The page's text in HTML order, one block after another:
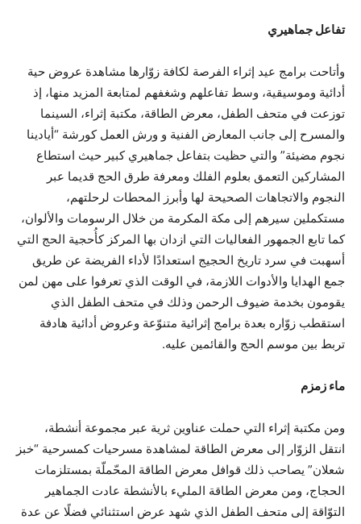
تفاعل جماهيري
وأتاحت برامج عيد إثراء الفرصة لكافة زوّارها مشاهدة عروض حية
أدائية وموسيقية، وسط تفاعلهم وشغفهم لمتابعة المزيد منها، إذ
توزعت في متحف الطفل، معرض الطاقة، مكتبة إثراء، السينما
والمسرح إلى جانب المعارض الفنية و ورش العمل كورشة “أيادينا
نجوم مضيئة” والتي حظيت بتفاعل جماهيري كبير حيث استطاع
المشاركين التعمق بعلوم الفلك ومعرفة طرق الحج قديما عبر
النجوم والاتجاهات الصحيحة لها وأبرز المحطات لرحلتهم،
مستكملين سيرهم إلى مكة المكرمة من خلال الرسومات والألوان،
كما تابع الجمهور الفعاليات التي ازدان بها المركز كأُحجية الحج التي
أسهبت في سرد تاريخ الحجيج استعدادًا لأداء الفريضة عن طريق
جمع الهدايا والأدوات اللازمة، في الوقت الذي تعرفوا على مهن لمن
يقومون بخدمة ضيوف الرحمن وذلك في متحف الطفل الذي
استقطب زوّاره بعدة برامج إثرائية متنوّعة وعروض أدائية هادفة
تربط بين موسم الحج والقائمين عليه.
ماء زمزم
ومن مكتبة إثراء التي حملت عناوين ثرية عبر مجموعة أنشطة،
انتقل الزوّار إلى معرض الطاقة لمشاهدة مسرحيات كمسرحية “خبز
شعلان” يصاحب ذلك قوافل معرض الطاقة المحّملّة بمستلزمات
الحجاج، ومن معرض الطاقة المليء بالأنشطة عادت الجماهير
التوّاقة إلى متحف الطفل الذي شهد عرض استثنائي فضلًا عن عدة